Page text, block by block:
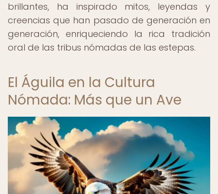
brillantes, ha inspirado mitos, leyendas y
creencias que han pasado de generación en
generación, enriqueciendo la rica tradición
oral de las tribus nómadas de las estepas.
El Águila en la Cultura
Nómada: Más que un Ave